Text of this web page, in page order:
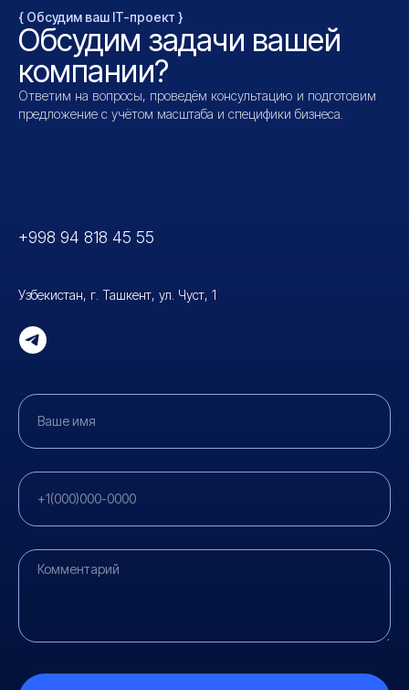
{ Обсудим ваш IT-проект }
Обсудим задачи вашей
компании?
Ответим на вопросы, проведём консультацию и подготовим
предложение с учётом масштаба и специфики бизнеса.
+998 94 818 45 55
Узбекистан, г. Ташкент, ул. Чуст, 1